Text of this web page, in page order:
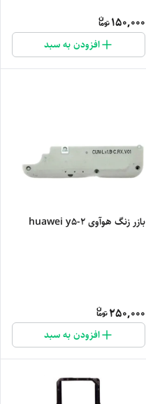
150,000
افزودن به سبد
بازر زنگ هوآوی huawei y5-2
250,000
افزودن به سبد